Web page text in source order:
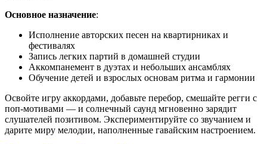
Основное назначение:
Исполнение авторских песен на квартирниках и
фестивалях
Запись легких партий в домашней студии
Аккомпанемент в дуэтах и небольших ансамблях
Обучение детей и взрослых основам ритма и гармонии
Освойте игру аккордами, добавьте перебор, смешайте регги с
поп-мотивами — и солнечный саунд мгновенно зарядит
слушателей позитивом. Экспериментируйте со звучанием и
дарите миру мелодии, наполненные гавайским настроением.